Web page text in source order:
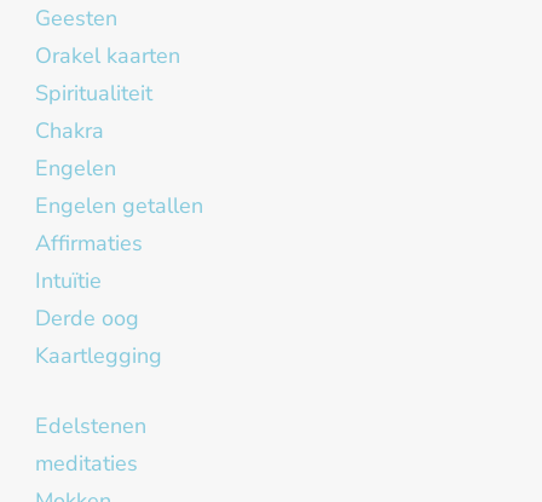
Geesten
Orakel kaarten
Spiritualiteit
Chakra
Engelen
Engelen getallen
Affirmaties
Intuïtie
Derde oog
Kaartlegging
Edelstenen
meditaties